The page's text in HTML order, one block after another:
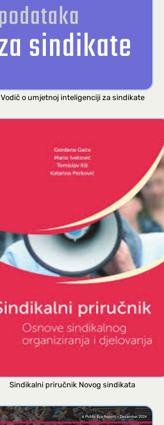
Vodič o umjetnoj inteligenciji za sindikate
Sindikalni priručnik Novog sindikata